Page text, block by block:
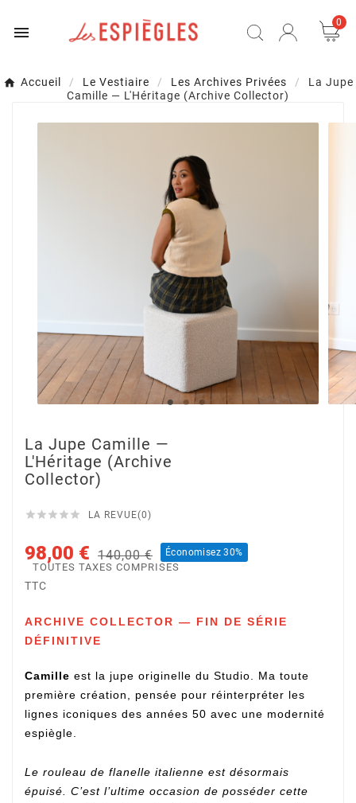

0
Accueil Le Vestiaire Les Archives Privées
La Jupe
Camille — L'Héritage (Archive Collector)
La Jupe Camille —
L'Héritage (Archive
Collector)
     LA REVUE(0)
98,00 € 140,00 € Économisez 30%
TOUTES TAXES COMPRISES
TTC
ARCHIVE COLLECTOR — FIN DE SÉRIE
DÉFINITIVE
Camille est la jupe originelle du Studio. Ma toute
première création, pensée pour réinterpréter les
lignes iconiques des années 50 avec une modernité
espiègle.
Le rouleau de flanelle italienne est désormais
épuisé. C’est l’ultime occasion de posséder cette